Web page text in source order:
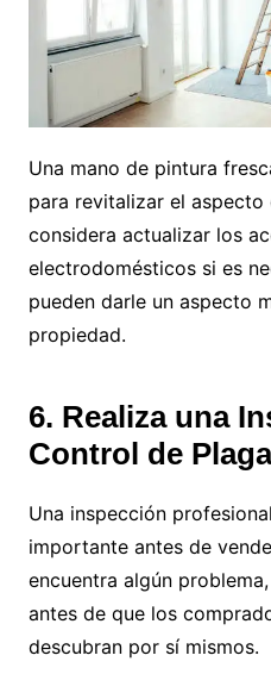
Una mano de pintura
para revitalizar el aspecto
considera actualizar los
electrodomésticos si es
pueden darle un aspecto
propiedad.
6. Realiza una
Control de
Una inspección
importante antes de
encuentra algún
antes de que los
descubran por sí mismos.